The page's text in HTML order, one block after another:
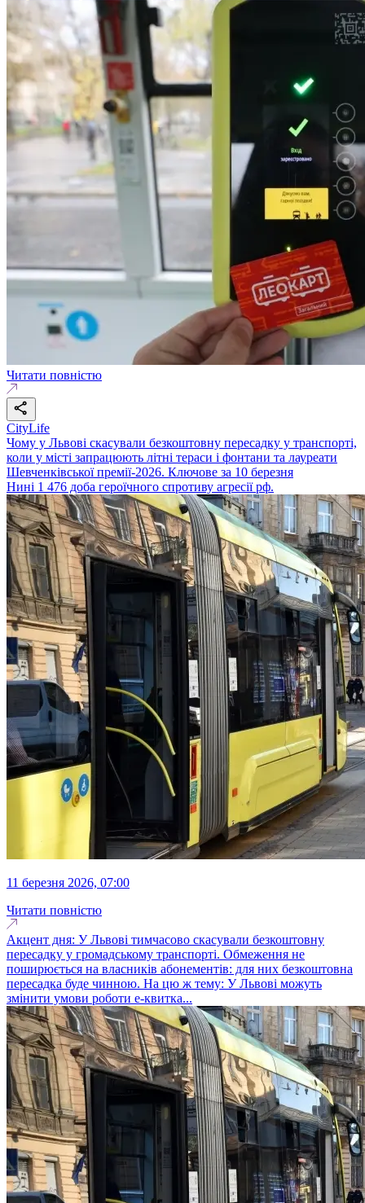
Читати повністю
CityLife
Чому у Львові скасували безкоштовну пересадку у транспорті,
коли у місті запрацюють літні тераси і фонтани та лауреати
Шевченківської премії-2026. Ключове за 10 березня
Нині 1 476 доба героїчного спротиву агресії рф.
11 березня 2026, 07:00
Читати повністю
Акцент дня: У Львові тимчасово скасували безкоштовну
пересадку у громадському транспорті. Обмеження не
поширюється на власників абонементів: для них безкоштовна
пересадка буде чинною. На цю ж тему: У Львові можуть
змінити умови роботи е-квитка...